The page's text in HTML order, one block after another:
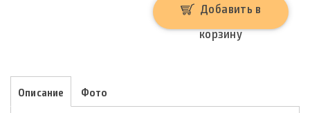
Добавить в
корзину
Описание Фото